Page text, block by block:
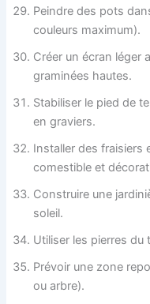
Peindre des pots
couleurs maximum).
Créer un écran léger
graminées hautes.
Stabiliser le pied de
en graviers.
Installer des fraisiers
comestible et
Construire une
soleil.
Utiliser les pierres du
Prévoir une zone
ou arbre).